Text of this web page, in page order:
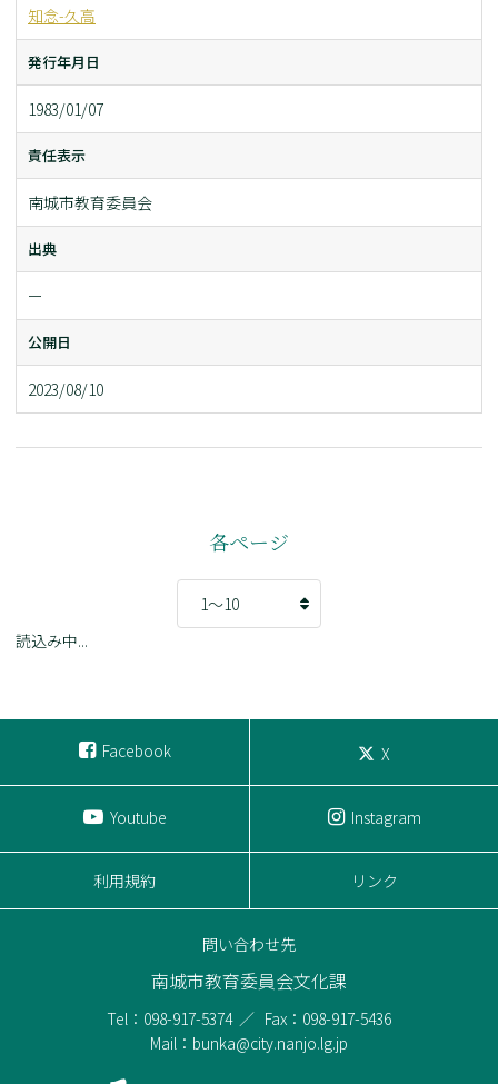
知念-久高
発行年月日
1983/01/07
責任表示
南城市教育委員会
出典
ー
公開日
2023/08/10
各ページ
読込み中...
Facebook X
Youtube Instagram
利用規約 リンク
問い合わせ先
南城市教育委員会文化課
Tel：098-917-5374
Fax：098-917-5436
Mail：bunka@city.nanjo.lg.jp